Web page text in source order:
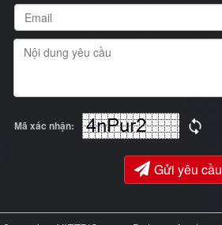
Mã xác nhận:
Gửi yêu cầu